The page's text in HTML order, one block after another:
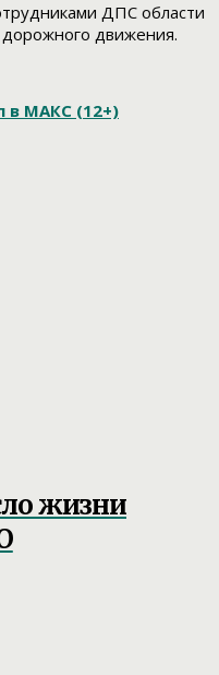
ДПС области
движения.
в МАКС (12+)
жизни